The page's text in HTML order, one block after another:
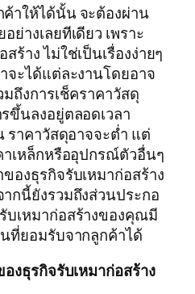
าให้ได้นั้น จะต้องผ่าน
างเลยทีเดียว เพราะ
ร้าง ไม่ใช่เป็นเรื่องง่ายๆ
จะได้แต่ละงานโดยอาจ
ถึงการเช็คราคาวัสดุ
ขึ้นลงอยู่ตลอดเวลา
ราคาวัสดุอาจจะต่ำ แต่
าเหล็กหรืออุปกรณ์ตัวอื่นๆ
องธุรกิจรับเหมาก่อสร้าง
กนี้ยังรวมถึงส่วนประกอ
บเหมาก่อสร้างของคุณมี
ที่ยอมรับจากลูกค้าได้
งธุรกิจรับเหมาก่อสร้าง